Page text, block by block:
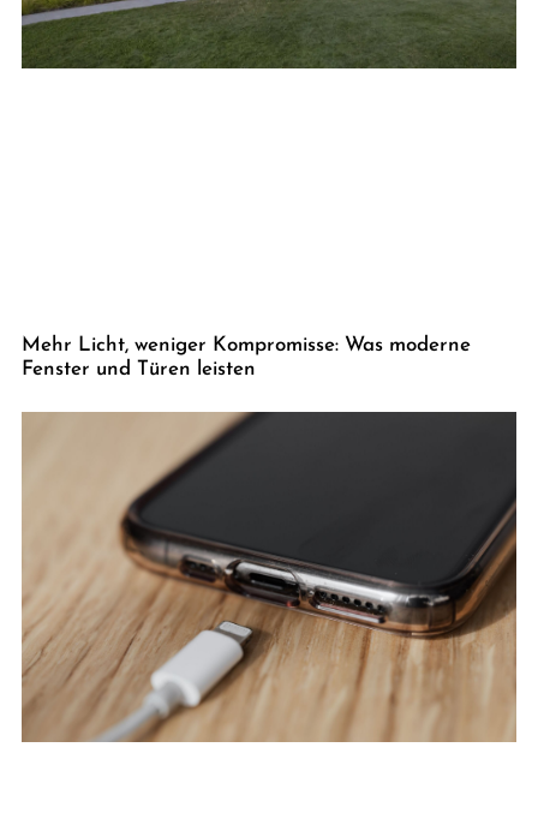
Mehr Licht, weniger Kompromisse: Was moderne
Fenster und Türen leisten